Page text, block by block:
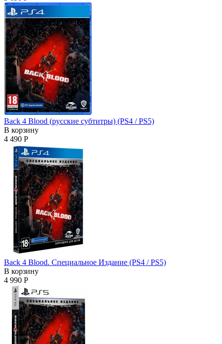
Back 4 Blood (русские субтитры) (PS4 / PS5)
В корзину
4 490 Р
Back 4 Blood. Специальное Издание (PS4 / PS5)
В корзину
4 990 Р